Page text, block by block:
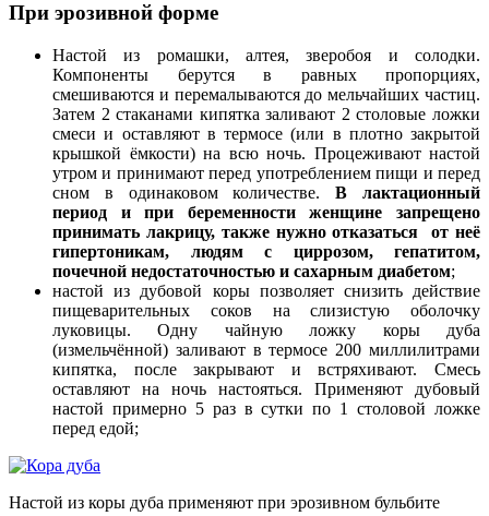
При эрозивной форме
Настой из ромашки, алтея, зверобоя и солодки.
Компоненты
берутся в равных пропорциях,
смешиваются и перемалываются до мельчайших частиц.
Затем 2 стаканами кипятка заливают 2 столовые ложки
смеси и оставляют в термосе (или в плотно закрытой
крышкой ёмкости) на всю ночь. Процеживают настой
утром и принимают перед употреблением пищи и перед
сном в одинаковом количестве.В лактационный
период и при беременности женщине запрещено
принимать лакрицу, также нужно отказаться от неё
гипертоникам, людям с циррозом, гепатитом,
почечной недостаточностью и сахарным диабетом;
настой из дубовой коры позволяет снизить действие
пищеварительных соков на слизистую оболочку
луковицы. Одну чайную ложку коры дуба
(измельчённой) заливают в термосе 200 миллилитрами
кипятка, после закрывают и встряхивают. Смесь
оставляют на ночь настояться. Применяют дубовый
настой примерно 5 раз в сутки по 1 столовой ложке
перед едой;
Настой из коры дуба применяют при эрозивном бульбите